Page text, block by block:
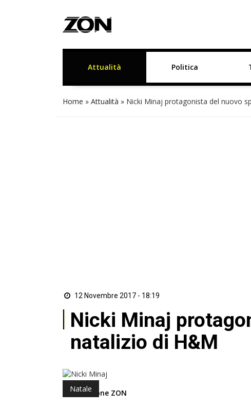
Attualità Politica
Home » Attualità » Nicki Minaj protagonista del nuovo
12 Novembre 2017 - 18:19
Nicki Minaj
natalizio di H&M
Natale
di Redazione ZON